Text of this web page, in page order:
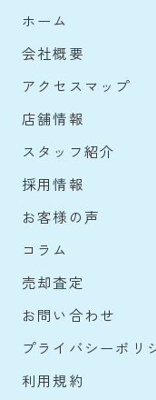
ホーム
会社概要
アクセスマップ
店舗情報
スタッフ紹介
採用情報
お客様の声
コラム
売却査定
お問い合わせ
プライバシーポリ
利用規約